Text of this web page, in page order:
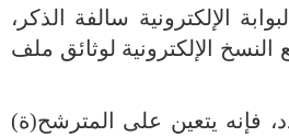
الإلكترونية سالفة الذكر،
النسخ الإلكترونية لوثائق ملف
يتعين على المترشح(ة)